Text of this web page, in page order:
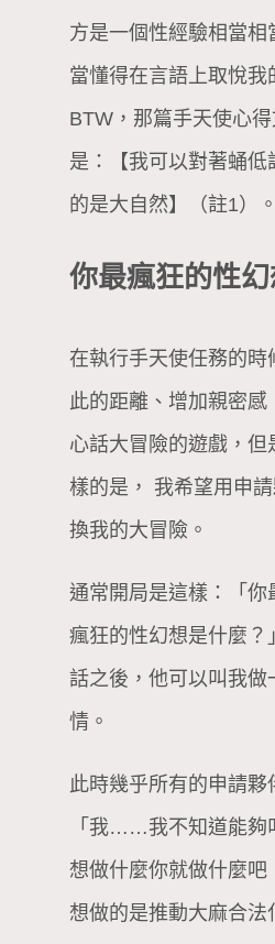
方是一個性經驗相當相
當懂得在言語上取悅我
BTW，那篇手天使心
是：【我可以對著蛹低
的是大自然】（註1）。
你最瘋狂的性
在執行手天使任務的時
此的距離、增加親密感
心話大冒險的遊戲，但
樣的是， 我希望用申
換我的大冒險。
通常開局是這樣：「你
瘋狂的性幻想是什麼？
話之後，他可以叫我做
情。
此時幾乎所有的申請夥
「我……我不知道能夠
想做什麼你就做什麼吧
想做的是推動大麻合法